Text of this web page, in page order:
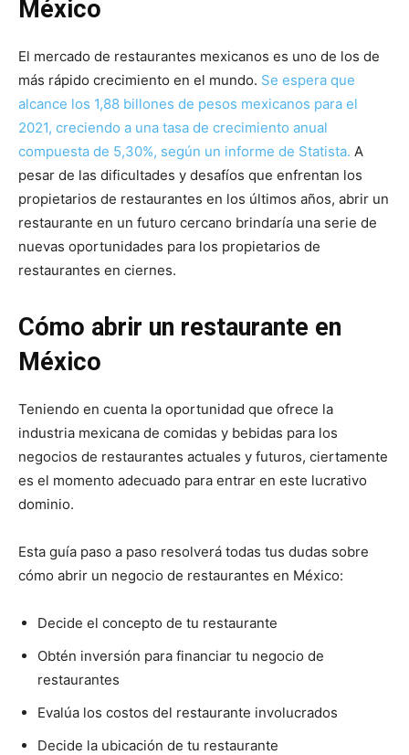
México
El mercado de restaurantes mexicanos es uno de los de
más rápido crecimiento en el mundo. Se espera que
alcance los 1,88 billones de pesos mexicanos para el
2021, creciendo a una tasa de crecimiento anual
compuesta de 5,30%, según un informe de Statista. A
pesar de las dificultades y desafíos que enfrentan los
propietarios de restaurantes en los últimos años, abrir un
restaurante en un futuro cercano brindaría una serie de
nuevas oportunidades para los propietarios de
restaurantes en ciernes.
Cómo abrir un restaurante en
México
Teniendo en cuenta la oportunidad que ofrece la
industria mexicana de comidas y bebidas para los
negocios de restaurantes actuales y futuros, ciertamente
es el momento adecuado para entrar en este lucrativo
dominio.
Esta guía paso a paso resolverá todas tus dudas sobre
cómo abrir un negocio de restaurantes en México:
Decide el concepto de tu restaurante
Obtén inversión para financiar tu negocio de
restaurantes
Evalúa los costos del restaurante involucrados
Decide la ubicación de tu restaurante